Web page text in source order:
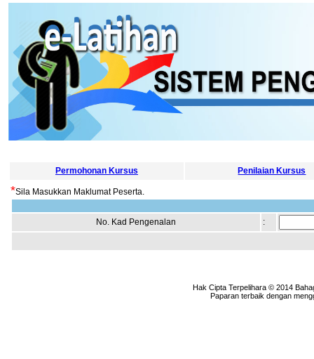
Permohonan Kursus Penilaian Kursus
*Sila Masukkan Maklumat Peserta.
No. Kad Pengenalan :
Hak Cipta Terpelihara © 2014
Paparan terbaik dengan